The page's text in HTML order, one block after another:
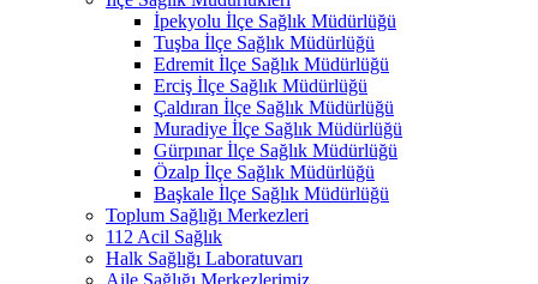
İpekyolu İlçe Sağlık Müdürlüğü
Tuşba İlçe Sağlık Müdürlüğü
Edremit İlçe Sağlık Müdürlüğü
Erciş İlçe Sağlık Müdürlüğü
Çaldıran İlçe Sağlık Müdürlüğü
Muradiye İlçe Sağlık Müdürlüğü
Gürpınar İlçe Sağlık Müdürlüğü
Özalp İlçe Sağlık Müdürlüğü
Başkale İlçe Sağlık Müdürlüğü
Toplum Sağlığı Merkezleri
112 Acil Sağlık
Halk Sağlığı Laboratuvarı
Aile Sağlığı Merkezlerimiz